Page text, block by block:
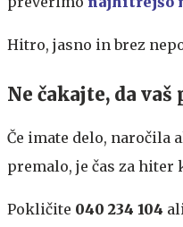
Hitro, jasno in brez
Ne čakajte, da vaš
Če imate delo, naročila
premalo, je čas za hiter
Pokličite 040 234 104